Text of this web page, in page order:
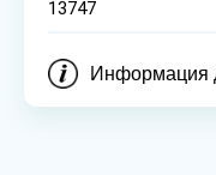
13747
Информация